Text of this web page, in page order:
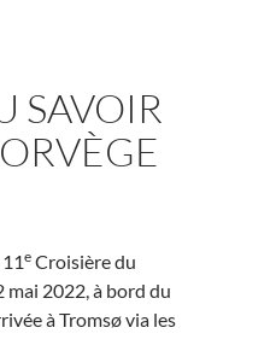
SAVOIR
e Croisière du
mai 2022, à bord du
à Tromsø via les